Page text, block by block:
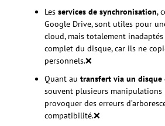
Les services de synchronisation,
Google Drive, sont utiles pour
cloud, mais totalement
complet du disque, car ils ne
personnels.❌
Quant au transfert via un disque
souvent plusieurs manipulations
provoquer des erreurs
compatibilité.❌